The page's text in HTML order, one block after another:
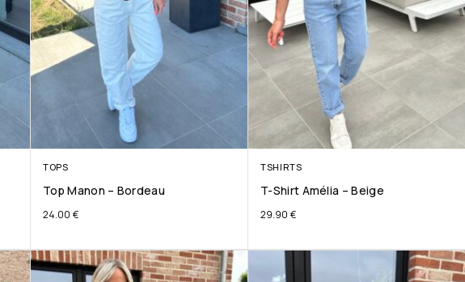
TOPS
Top Manon – Bordeau
24.00 €
TSHIRTS
T-Shirt Amélia – Beige
29.90 €